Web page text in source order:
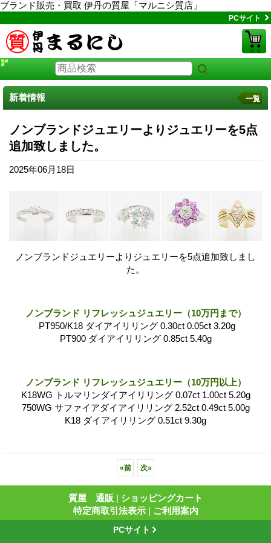
ブランド販売・買取 伊丹の質屋「マルニシ質店」
PCサイト
新着情報 一覧
ノンブランドジュエリーよりジュエリーを5点
追加致しました。
2025年06月18日
ノンブランドジュエリーよりジュエリーを5点追加致しまし
た。
ノンブランド リフレッシュジュエリー（10万円まで）
PT950/K18 ダイアイリリング 0.30ct 0.05ct 3.20g
PT900 ダイアイリリング 0.85ct 5.40g
ノンブランド リフレッシュジュエリー（10万円以上）
K18WG トルマリンダイアイリリング 0.07ct 1.00ct 5.20g
750WG サファイアダイアイリリング 2.52ct 0.49ct 5.00g
K18 ダイアイリリング 0.51ct 9.30g
«前 次»
質屋 通販 | ショッピングカート
特定商取引法表示 | ご利用案内
PCサイト